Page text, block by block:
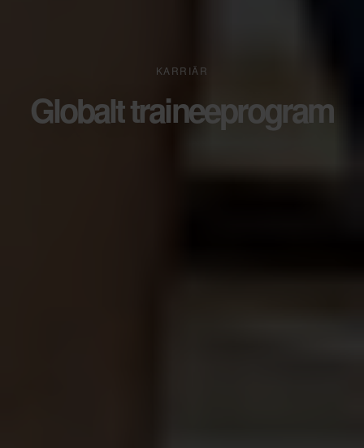
KARRIÄR
Globalt traineeprogram